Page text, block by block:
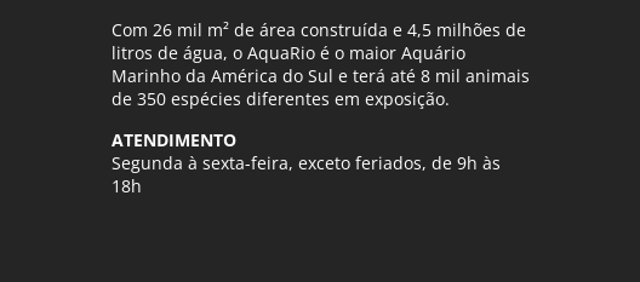
Com 26 mil m² de área construída e 4,5 milhões de
litros de água, o AquaRio é o maior Aquário
Marinho da América do Sul e terá até 8 mil animais
de 350 espécies diferentes em exposição.
ATENDIMENTO
Segunda à sexta-feira, exceto feriados, de 9h às
18h